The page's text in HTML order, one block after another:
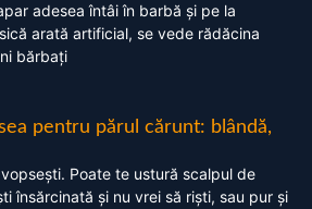
adesea întâi în barbă și pe la
arată artificial, se vede rădăcina
bărbați
pentru părul cărunt: blândă,
Poate te ustură scalpul de
însărcinată și nu vrei să riști, sau pur și